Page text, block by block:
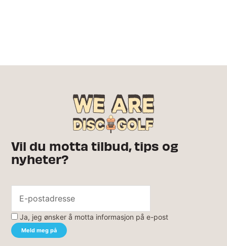
Vil du motta tilbud, tips og
nyheter?
Ja, jeg ønsker å motta informasjon på e-post